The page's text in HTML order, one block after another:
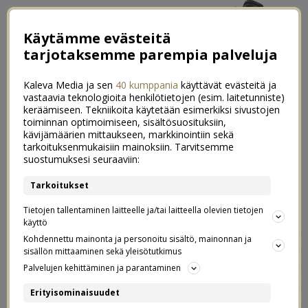
Kehonkuva & muutokset kehossa
raskausaikana
Nyt kun ollaan jo ylitetty puoliväli, musta tuntuu, että
keho on muuttunut jo kovastikin. On tullut paljon lisää
pehmeyttä ihan joka puolelle ja vatsa alkaa olla iso. Pari
viikkoa sitten neuvolassa puntari näytti 3kg enemmän
kuin lähtöpaino, mikä on maltillinen nousu tässä
Käytämme evästeitä
tarjotaksemme parempia palveluja
Kaleva Media ja sen 40 kumppania käyttävät evästeitä ja
vastaavia teknologioita henkilötietojen (esim. laitetunniste)
keräämiseen. Tekniikoita käytetään esimerkiksi sivustojen
toiminnan optimoimiseen, sisältösuosituksiin,
kävijämäärien mittaukseen, markkinointiin sekä
tarkoituksenmukaisiin mainoksiin. Tarvitsemme
suostumuksesi seuraaviin:
Tarkoitukset
Tietojen tallentaminen laitteelle ja/tai laitteella olevien tietojen
käyttö
Kohdennettu mainonta ja personoitu sisältö, mainonnan ja
sisällön mittaaminen sekä yleisötutkimus
Palvelujen kehittäminen ja parantaminen
Erityisominaisuudet